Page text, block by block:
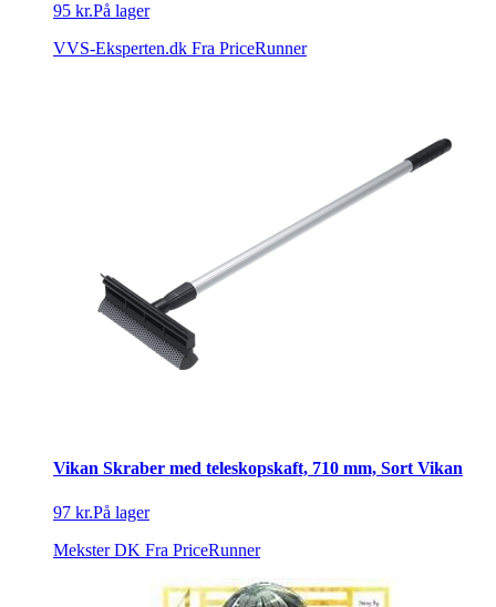
95 kr.På lager
VVS-Eksperten.dk Fra PriceRunner
Vikan Skraber med teleskopskaft, 710 mm, Sort Vikan
97 kr.På lager
Mekster DK Fra PriceRunner